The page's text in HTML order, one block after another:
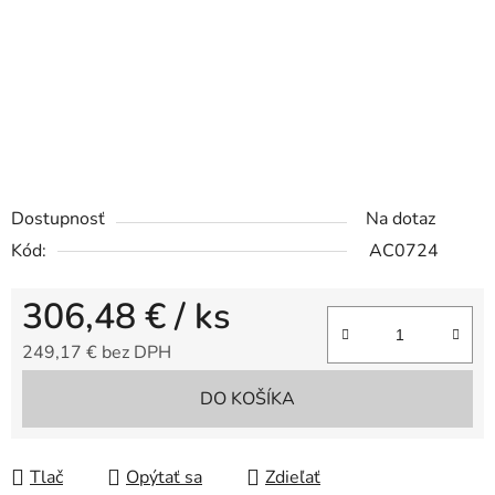
Dostupnosť
Na dotaz
Kód:
AC0724
306,48 €/ ks
249,17 € bez DPH
DO KOŠÍKA
Tlač Opýtať sa Zdieľať